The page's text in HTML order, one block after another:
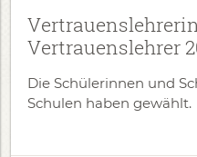
Vertrauenslehrer
Die Schülerinnen und
Schulen haben gewählt.